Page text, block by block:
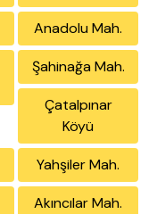
Anadolu Mah.
Şahinağa Mah.
Çatalpınar
Köyü
Yahşiler Mah.
Akıncılar Mah.